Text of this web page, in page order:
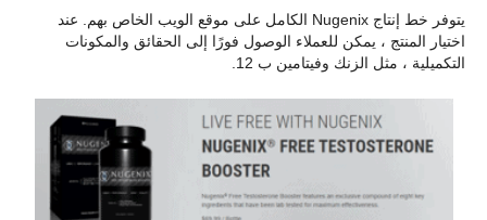
يتوفر خط إنتاج Nugenix الكامل على موقع الويب الخاص بهم. عند
اختيار المنتج ، يمكن للعملاء الوصول فورًا إلى الحقائق والمكونات
التكميلية ، مثل الزنك وفيتامين ب 12.